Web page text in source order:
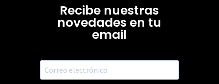
Recibe nuestras
novedades en tu
email